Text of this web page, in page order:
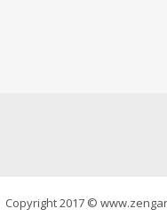
Copyright 2017 ©